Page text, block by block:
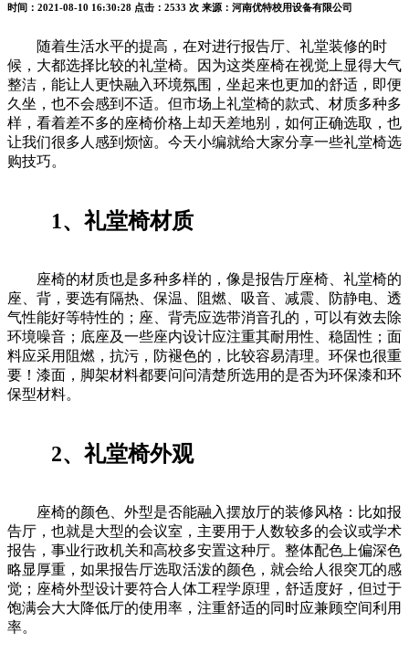
时间：2021-08-10 16:30:28 点击：2533 次 来源：河南优特校用设备有限公司
随着生活水平的提高，在对进行报告厅、礼堂装修的时
候，大都选择比较的礼堂椅。因为这类座椅在视觉上显得大气
整洁，能让人更快融入环境氛围，坐起来也更加的舒适，即便
久坐，也不会感到不适。但市场上礼堂椅的款式、材质多种多
样，看着差不多的座椅价格上却天差地别，如何正确选取，也
让我们很多人感到烦恼。今天小编就给大家分享一些礼堂椅选
购技巧。
1、礼堂椅材质
座椅的材质也是多种多样的，像是报告厅座椅、礼堂椅的
座、背，要选有隔热、保温、阻燃、吸音、减震、防静电、透
气性能好等特性的；座、背壳应选带消音孔的，可以有效去除
环境噪音；底座及一些座内设计应注重其耐用性、稳固性；面
料应采用阻燃，抗污，防褪色的，比较容易清理。环保也很重
要！漆面，脚架材料都要问问清楚所选用的是否为环保漆和环
保型材料。
2、礼堂椅外观
座椅的颜色、外型是否能融入摆放厅的装修风格：比如报
告厅，也就是大型的会议室，主要用于人数较多的会议或学术
报告，事业行政机关和高校多安置这种厅。整体配色上偏深色
略显厚重，如果报告厅选取活泼的颜色，就会给人很突兀的感
觉；座椅外型设计要符合人体工程学原理，舒适度好，但过于
饱满会大大降低厅的使用率，注重舒适的同时应兼顾空间利用
率。